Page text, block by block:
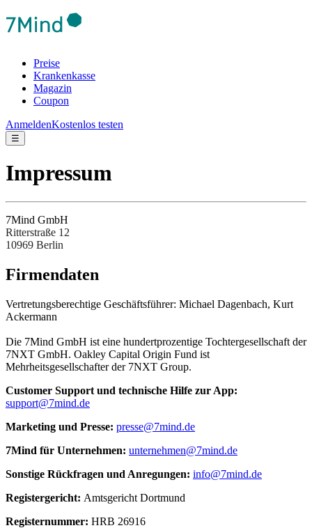
Preise
Krankenkasse
Magazin
Coupon
AnmeldenKostenlos testen
☰
Impressum
7Mind GmbH
Ritterstraße 12
10969 Berlin
Fir­men­da­ten
Ver­tre­tungs­be­rech­tige Ges­chäftsfüh­rer: Michael Dagenbach, Kurt
Ackermann
Die 7Mind GmbH ist eine hundertprozentige Tochtergesellschaft der
7NXT GmbH. Oakley Capital Origin Fund ist
Mehrheitsgesellschafter der 7NXT Group.
Cus­to­mer Sup­port und tech­nische Hilfe zur App:
support@7mind.de
Mar­ke­ting und Presse: presse@7mind.de
7Mind für Unter­neh­men: unternehmen@7mind.de
Sons­tige Rück­fra­gen und Anre­gun­gen: info@7mind.de
Regis­ter­ge­richt: Amts­ge­richt Dort­mund
Regis­ter­num­mer: HRB 26916